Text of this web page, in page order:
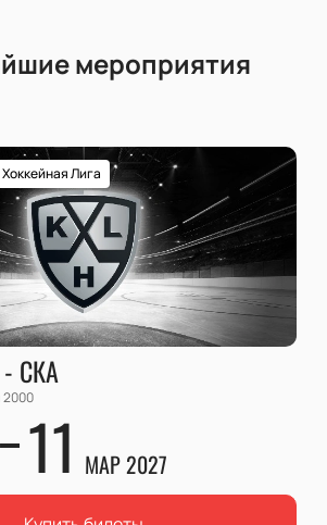
мероприятия
Лига
СКА
2000
11 МАР 2027